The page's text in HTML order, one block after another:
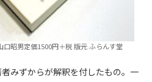
口昭男定価1500円＋税 版元 ふらんす堂
みずからが解釈を付したもの。一